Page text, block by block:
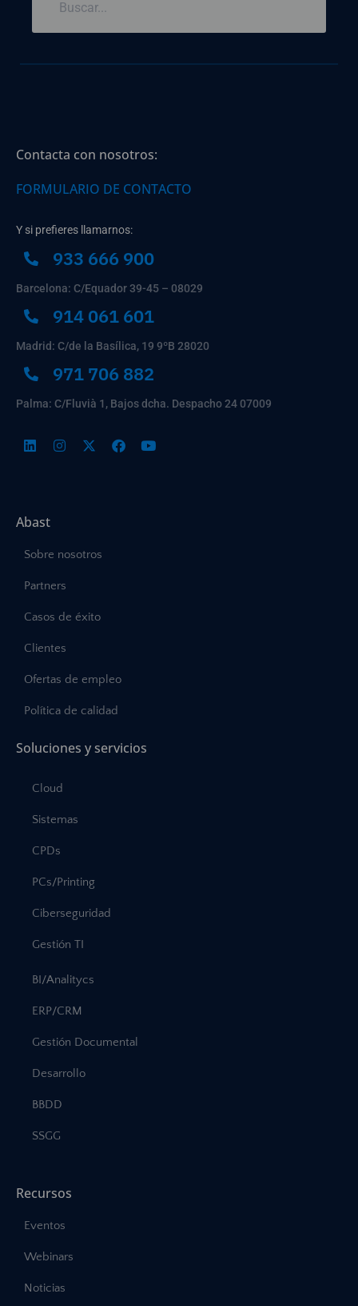
Contacta con nosotros:
FORMULARIO DE CONTACTO
Y si prefieres llamarnos:
933 666 900
Barcelona: C/Equador 39-45 – 08029
914 061 601
Madrid: C/de la Basílica, 19 9ºB 28020
971 706 882
Palma: C/Fluvià 1, Bajos dcha. Despacho 24 07009
Abast
Sobre nosotros
Partners
Casos de éxito
Clientes
Ofertas de empleo
Política de calidad
Soluciones y servicios
Cloud
Sistemas
CPDs
PCs/Printing
Ciberseguridad
Gestión TI
BI/Analitycs
ERP/CRM
Gestión Documental
Desarrollo
BBDD
SSGG
Recursos
Eventos
Webinars
Noticias